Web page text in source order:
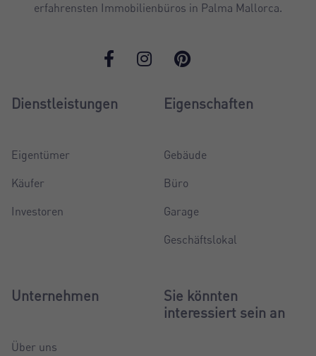
erfahrensten Immobilienbüros in Palma Mallorca.
Dienstleistungen
Eigentümer
Käufer
Investoren
Eigenschaften
Gebäude
Büro
Garage
Geschäftslokal
Unternehmen
Über uns
Sie könnten
interessiert sein an